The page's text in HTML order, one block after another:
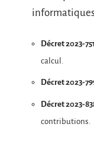
informatiques
Décret 2023-
calcul.
Décret 2023-
Décret 2023-
contributions.